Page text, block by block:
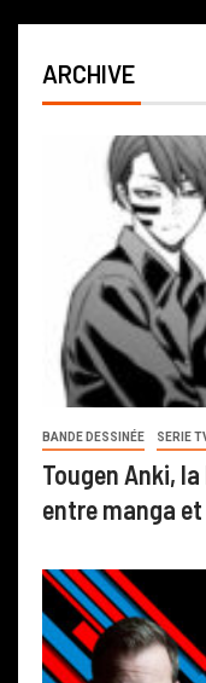
ARCHIVE
BANDE DESSINÉE SERIE
Tougen Anki,
entre manga